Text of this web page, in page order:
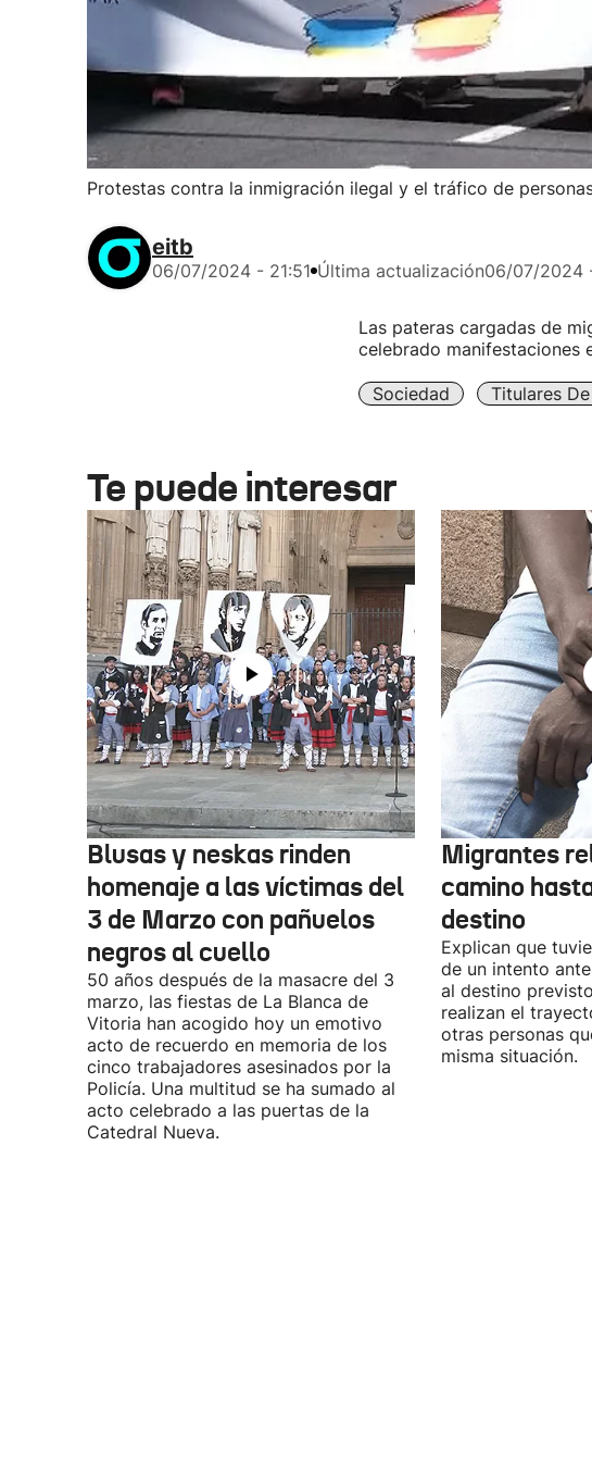
Protestas contra la inmigración ilegal y el tráfico de
eitb
06/07/2024 - 21:51 Última actualización06/07/2024
Las pateras cargadas de
celebrado manifestaciones
Sociedad Titulares
Te puede interesar
Blusas y neskas rinden
homenaje a las víctimas del
3 de Marzo con pañuelos
negros al cuello
50 años después de la masacre del 3
marzo, las fiestas de La Blanca de
Vitoria han acogido hoy un emotivo
acto de recuerdo en memoria de los
cinco trabajadores asesinados por la
Policía. Una multitud se ha sumado al
acto celebrado a las puertas de la
Catedral Nueva.
Migrantes
camino
destino
Explican que
de un intento
al destino
realizan el
otras personas
misma situación.